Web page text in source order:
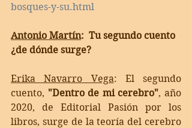
bosques-y-su.html
Antonio Martín:  Tu segundo cuento
¿de dónde surge?
Erika Navarro Vega: El segundo
cuento, "Dentro de mi cerebro", año
2020, de Editorial Pasión por los
libros, surge de la teoría del cerebro